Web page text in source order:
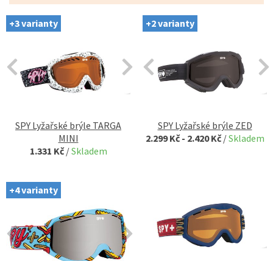
+3 varianty
SPY Lyžařské brýle TARGA
MINI
1.331 Kč/Skladem
+2 varianty
SPY Lyžařské brýle ZED
2.299 Kč - 2.420 Kč/Skladem
+4 varianty